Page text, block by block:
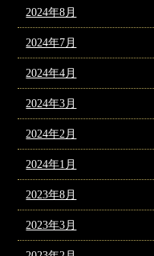
2024年8月
2024年7月
2024年4月
2024年3月
2024年2月
2024年1月
2023年8月
2023年3月